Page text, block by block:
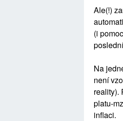
Ale(!)
(i
Na
není
reality).
platu-
inflaci.